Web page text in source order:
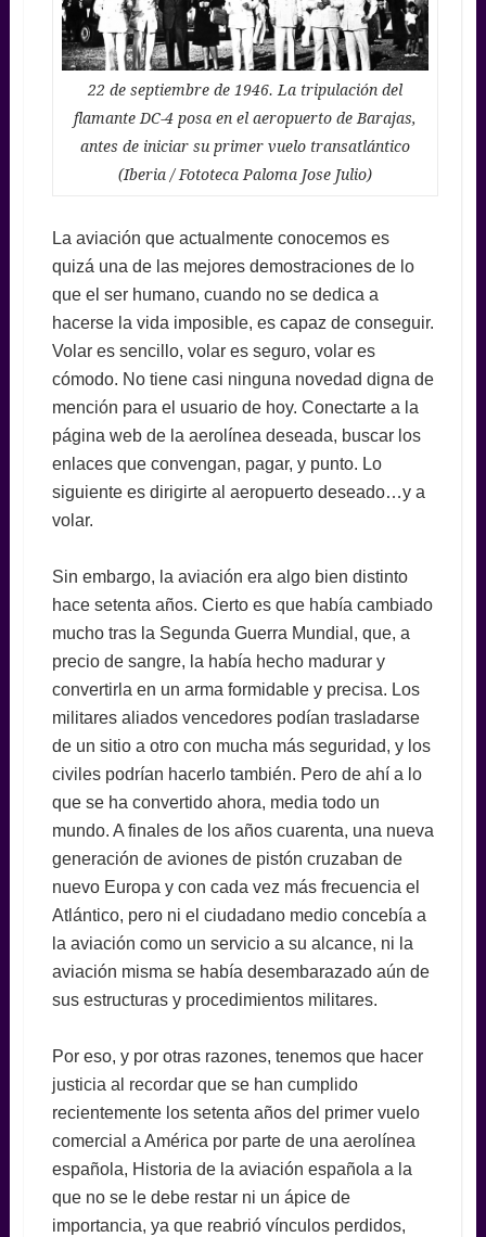
22 de septiembre de 1946. La tripulación del
flamante DC-4 posa en el aeropuerto de Barajas,
antes de iniciar su primer vuelo transatlántico
(Iberia / Fototeca Paloma Jose Julio)
La aviación que actualmente conocemos es
quizá una de las mejores demostraciones de lo
que el ser humano, cuando no se dedica a
hacerse la vida imposible, es capaz de conseguir.
Volar es sencillo, volar es seguro, volar es
cómodo. No tiene casi ninguna novedad digna de
mención para el usuario de hoy. Conectarte a la
página web de la aerolínea deseada, buscar los
enlaces que convengan, pagar, y punto. Lo
siguiente es dirigirte al aeropuerto deseado…y a
volar.
Sin embargo, la aviación era algo bien distinto
hace setenta años. Cierto es que había cambiado
mucho tras la Segunda Guerra Mundial, que, a
precio de sangre, la había hecho madurar y
convertirla en un arma formidable y precisa. Los
militares aliados vencedores podían trasladarse
de un sitio a otro con mucha más seguridad, y los
civiles podrían hacerlo también. Pero de ahí a lo
que se ha convertido ahora, media todo un
mundo. A finales de los años cuarenta, una nueva
generación de aviones de pistón cruzaban de
nuevo Europa y con cada vez más frecuencia el
Atlántico, pero ni el ciudadano medio concebía a
la aviación como un servicio a su alcance, ni la
aviación misma se había desembarazado aún de
sus estructuras y procedimientos militares.
Por eso, y por otras razones, tenemos que hacer
justicia al recordar que se han cumplido
recientemente los setenta años del primer vuelo
comercial a América por parte de una aerolínea
española, Historia de la aviación española a la
que no se le debe restar ni un ápice de
importancia, ya que reabrió vínculos perdidos,